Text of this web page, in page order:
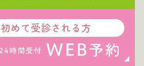
めて受診される方